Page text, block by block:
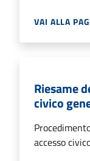
VAI ALLA
Riesame
civico
accesso